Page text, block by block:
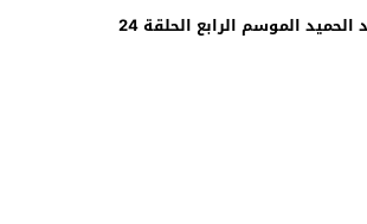
الموسم الرابع الحلقة 24